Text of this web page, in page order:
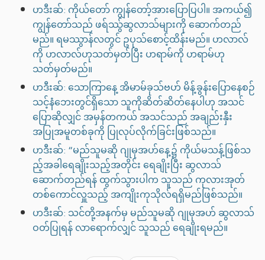
ဟဒီးဆ်: ကိုယ်တော် ကျွန်တော့်အားပြောပြပါ။ အကယ်၍
ကျွန်တော်သည် ဖရ်ဿွ်ဆွလာသ်များကို ဆောက်တည်
မည်။ ရမဿွာန်လတွင် ဥပုသ်စောင့်ထိန်းမည်။ ဟလာလ်
ကို ဟလာလ်ဟုသတ်မှတ်ပြီး ဟရာမ်ကို ဟရာမ်ဟု
သတ်မှတ်မည်။
ဟဒီးဆ်: သောကြာနေ့ အိမာမ်ခုသ်ဗဟ် မိန့်ခွန်းပြောနေစဉ်
သင့်နံဘေးတွင်ရှိသော သူကိုဆိတ်ဆိတ်နေပါဟု အသင်
ပြောဆိုလျှင် အမှန်တကယ် အသင်သည် အချည်းနှီး
အပြုအမူတစ်ခုကို ပြုလုပ်လိုက်ခြင်းဖြစ်သည်။
ဟဒီးဆ်: “မည်သူမဆို ဂျုမုအဟ်နေ့၌ ကိုယ်မသန့်ဖြစ်သ
ည့်အခါရေချိုးသည့်အတိုင်း ရေချိုးပြီး ဆွလာသ်
ဆောက်တည်ရန် ထွက်သွားပါက သူသည် ကုလားအုတ်
တစ်ကောင်လှူသည့် အကျိုးကုသိုလ်ရရှိမည်ဖြစ်သည်။
ဟဒီးဆ်: သင်တို့အနက်မှ မည်သူမဆို ဂျုမုအဟ် ဆွလာသ်
ဝတ်ပြုရန် လာရောက်လျှင် သူသည် ရေချိုးရမည်။